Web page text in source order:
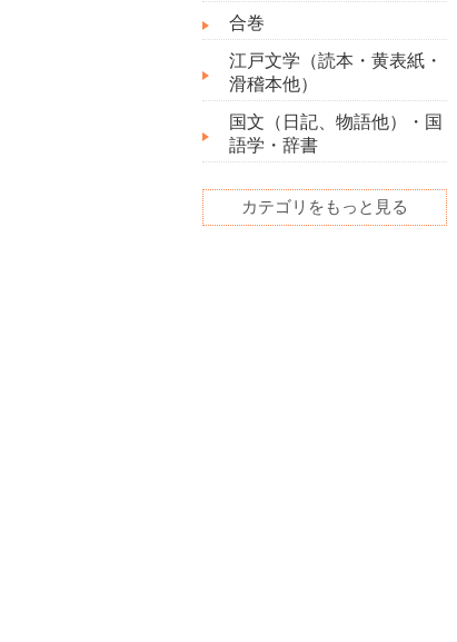
合巻
江戸文学（読本・黄表紙・
滑稽本他）
国文（日記、物語他）・国
語学・辞書
カテゴリをもっと見る